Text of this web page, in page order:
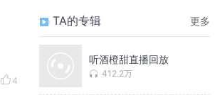
4
TA的专辑 更多
听酒橙甜直播回放
412.2万